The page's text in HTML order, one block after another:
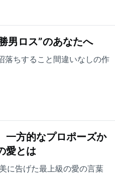
男ロス”のあなたへ
落ちすること間違いなしの作
一方的なプロポーズか
愛とは
に告げた最上級の愛の言葉